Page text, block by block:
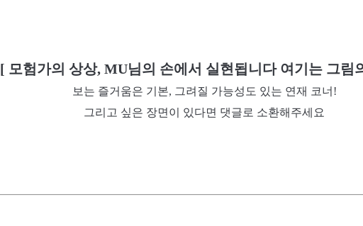
[ 모험가의 상상, MU님의 손에서 실현됩니다 여기는 그림
보는 즐거움은 기본, 그려질 가능성도 있는 연재 코너!
그리고 싶은 장면이 있다면 댓글로 소환해주세요